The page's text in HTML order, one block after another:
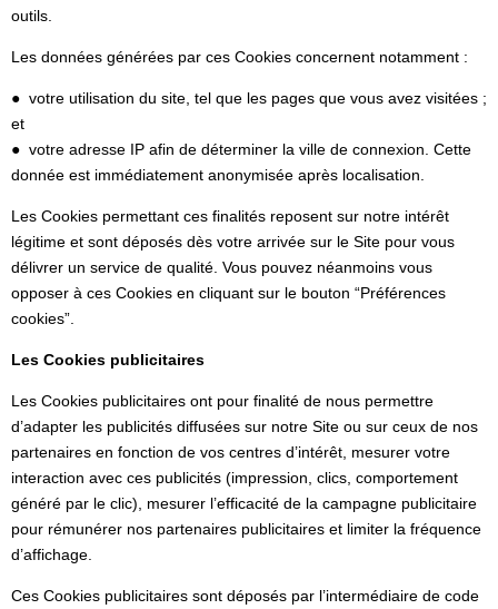
outils.
Les données générées par ces Cookies concernent notamment :
● votre utilisation du site, tel que les pages que vous avez visitées ;
et
● votre adresse IP afin de déterminer la ville de connexion. Cette
donnée est immédiatement anonymisée après localisation.
Les Cookies permettant ces finalités reposent sur notre intérêt
légitime et sont déposés dès votre arrivée sur le Site pour vous
délivrer un service de qualité. Vous pouvez néanmoins vous
opposer à ces Cookies en cliquant sur le bouton “Préférences
cookies”.
Les Cookies publicitaires
Les Cookies publicitaires ont pour finalité de nous permettre
d’adapter les publicités diffusées sur notre Site ou sur ceux de nos
partenaires en fonction de vos centres d’intérêt, mesurer votre
interaction avec ces publicités (impression, clics, comportement
généré par le clic), mesurer l’efficacité de la campagne publicitaire
pour rémunérer nos partenaires publicitaires et limiter la fréquence
d’affichage.
Ces Cookies publicitaires sont déposés par l’intermédiaire de code